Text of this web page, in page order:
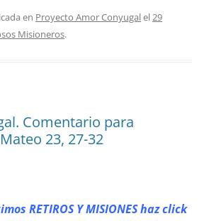
en Proyecto Amor Conyugalel29
Misioneros.
Comentario para
23, 27-32
RETIROSY MISIONES haz click